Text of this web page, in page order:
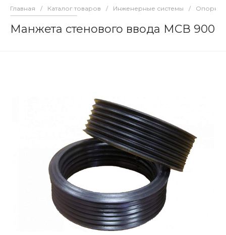
Главная / Каталог товаров / Инженерные системы / Опорно-
Манжета стенового ввода МСВ 900